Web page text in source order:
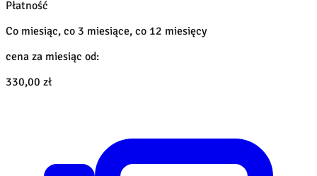
Płatność
Co miesiąc, co 3 miesiące, co 12 miesięcy
cena za miesiąc od:
330,00 zł